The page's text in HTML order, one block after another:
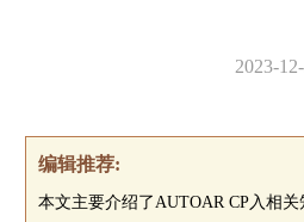
2023-
编辑推荐:
本文主要介绍了AUTOAR CP入相